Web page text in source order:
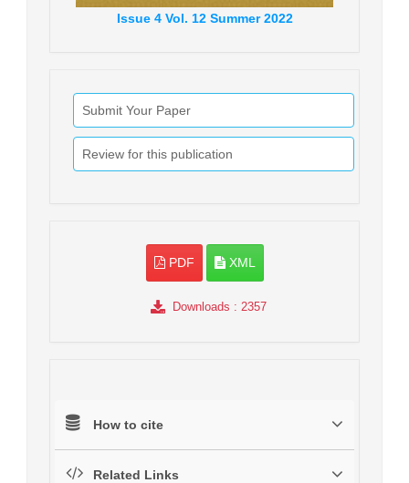
Issue4 Vol. 12 Summer 2022
Submit Your Paper
Review for this publication
PDF XML
Downloads : 2357
How to cite
Related Links